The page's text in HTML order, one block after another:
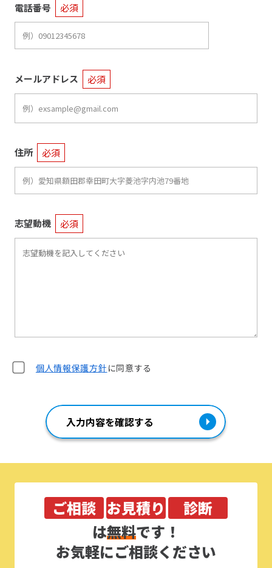
電話番号 必須
メールアドレス 必須
住所 必須
志望動機 必須
個人情報保護方針 に同意する
ご相談 お見積り
診断
は無料です！
お気軽にご相談ください